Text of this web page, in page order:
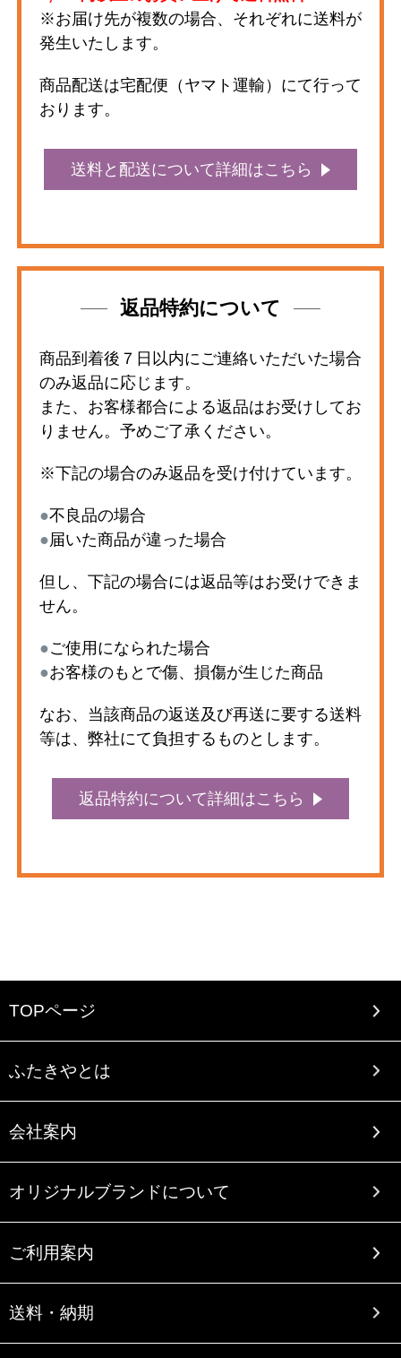
※お届け先が複数の場合、それぞれに送料が
発生いたします。
商品配送は宅配便（ヤマト運輸）にて行って
おります。
送料と配送について詳細はこちら
返品特約について
商品到着後７日以内にご連絡いただいた場合
のみ返品に応じます。
また、お客様都合による返品はお受けしてお
りません。予めご了承ください。
※下記の場合のみ返品を受け付けています。
●不良品の場合
●届いた商品が違った場合
但し、下記の場合には返品等はお受けできま
せん。
●ご使用になられた場合
●お客様のもとで傷、損傷が生じた商品
なお、当該商品の返送及び再送に要する送料
等は、弊社にて負担するものとします。
返品特約について詳細はこちら
TOPページ
ふたきやとは
会社案内
オリジナルブランドについて
ご利用案内
送料・納期